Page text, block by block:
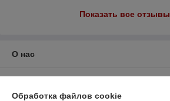
Показать все отзывы
О нас
Обработка файлов cookie